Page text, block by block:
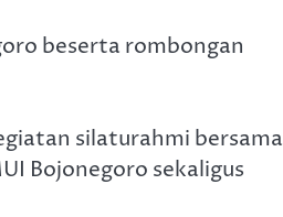
beserta rombongan
silaturahmi bersama
Bojonegoro sekaligus